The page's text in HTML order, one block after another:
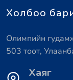
Холбоо
Олимпийн
503 тоот,
Хаяг